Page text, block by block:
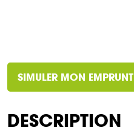
SIMULER MON EMPRUNT
DESCRIPTION